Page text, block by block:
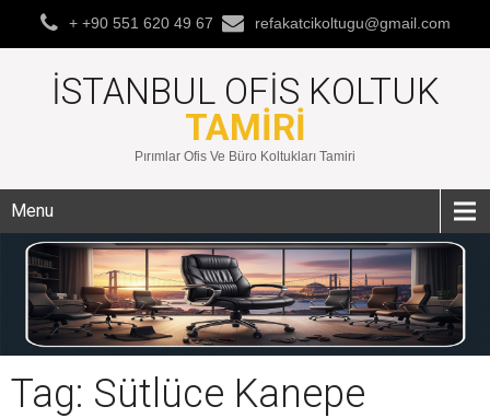
+ +90 551 620 49 67 refakatcikoltugu@gmail.com
İSTANBUL OFIS KOLTUK
TAMIRI
Pırımlar Ofis Ve Büro Koltukları Tamiri
Menu
Tag: Sütlüce Kanepe